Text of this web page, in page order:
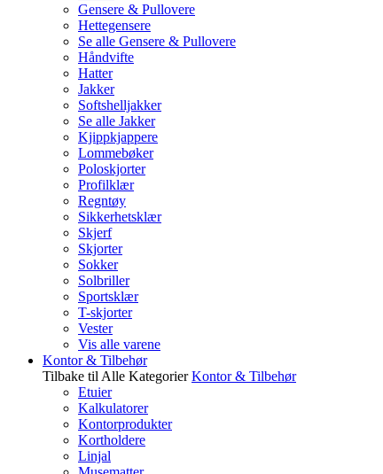
Gensere & Pullovere
Hettegensere
Se alle Gensere & Pullovere
Håndvifte
Hatter
Jakker
Softshelljakker
Se alle Jakker
Kjippkjappere
Lommebøker
Poloskjorter
Profilklær
Regntøy
Sikkerhetsklær
Skjerf
Skjorter
Sokker
Solbriller
Sportsklær
T-skjorter
Vester
Vis alle varene
Kontor & Tilbehør
Tilbake til Alle Kategorier Kontor & Tilbehør
Etuier
Kalkulatorer
Kontorprodukter
Kortholdere
Linjal